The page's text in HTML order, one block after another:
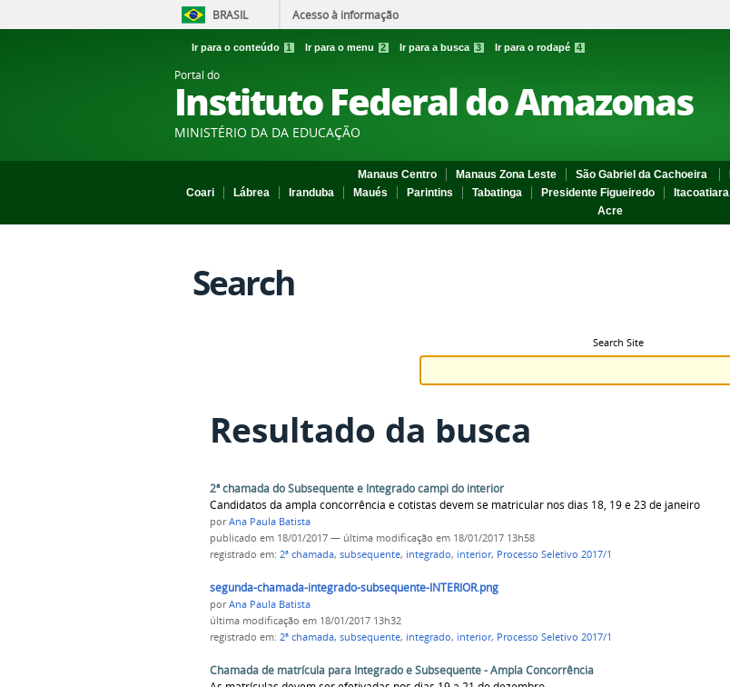
BRASIL Acesso à informação
Ir para o conteúdo 1 Ir para o menu 2 Ir para a busca 3 Ir para o rodapé 4
Portal do
Instituto Federal do Amazonas
MINISTÉRIO DA DA EDUCAÇÃO
Manaus Centro Manaus Zona Leste São Gabriel da Cachoeira
Coari
Lábrea Iranduba Maués Parintins Tabatinga Presidente Figueiredo Itacoatiara
Acre
Search
Search Site
Resultado da busca
2ª chamada do Subsequente e Integrado campi do interior
Candidatos da ampla concorrência e cotistas devem se matricular nos dias 18, 19 e 23 de janeiro
porAna Paula Batista
publicado em 18/01/2017 — última modificação em 18/01/2017 13h58
registrado em: 2ª chamada, subsequente, integrado, interior, Processo Seletivo 2017/1
segunda-chamada-integrado-subsequente-INTERIOR.png
porAna Paula Batista
última modificação em 18/01/2017 13h32
registrado em: 2ª chamada, subsequente, integrado, interior, Processo Seletivo 2017/1
Chamada de matrícula para Integrado e Subsequente - Ampla Concorrência